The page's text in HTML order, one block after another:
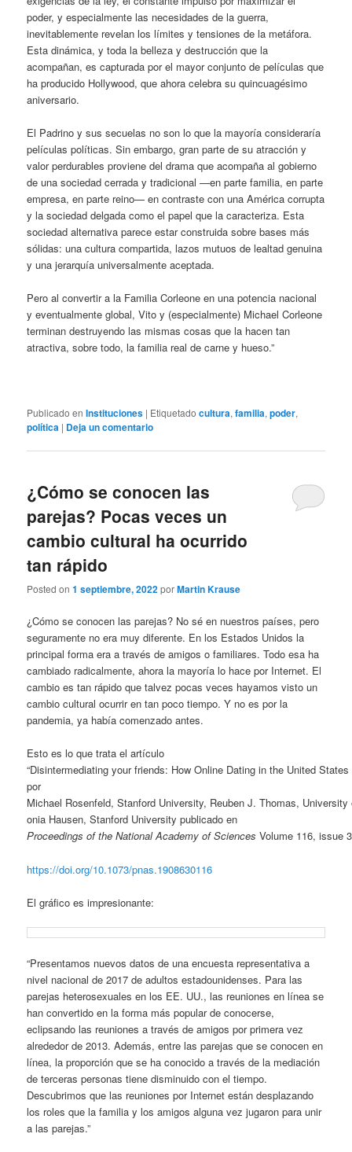
poder, y especialmente las necesidades de la guerra,
inevitablemente revelan los límites y tensiones de la metáfora.
Esta dinámica, y toda la belleza y destrucción que la
acompañan, es capturada por el mayor conjunto de películas que
ha producido Hollywood, que ahora celebra su quincuagésimo
aniversario.
El Padrino y sus secuelas no son lo que la mayoría consideraría
películas políticas. Sin embargo, gran parte de su atracción y
valor perdurables proviene del drama que acompaña al gobierno
de una sociedad cerrada y tradicional —en parte familia, en parte
empresa, en parte reino— en contraste con una América corrupta
y la sociedad delgada como el papel que la caracteriza. Esta
sociedad alternativa parece estar construida sobre bases más
sólidas: una cultura compartida, lazos mutuos de lealtad genuina
y una jerarquía universalmente aceptada.
Pero al convertir a la Familia Corleone en una potencia nacional
y eventualmente global, Vito y (especialmente) Michael Corleone
terminan destruyendo las mismas cosas que la hacen tan
atractiva, sobre todo, la familia real de carne y hueso.”
Publicado en Instituciones | Etiquetado cultura,familia,poder,
política | Deja un comentario
¿Cómo se conocen las
parejas? Pocas veces un
cambio cultural ha ocurrido
tan rápido
Posted on1 septiembre, 2022porMartin Krause
¿Cómo se conocen las parejas? No sé en nuestros países, pero
seguramente no era muy diferente. En los Estados Unidos la
principal forma era a través de amigos o familiares. Todo esa ha
cambiado radicalmente, ahora la mayoría lo hace por Internet. El
cambio es tan rápido que talvez pocas veces hayamos visto un
cambio cultural ocurrir en tan poco tiempo. Y no es por la
pandemia, ya había comenzado antes.
Esto es lo que trata el artículo
“Disintermediating your friends: How Online Dating in the United
por
Michael Rosenfeld, Stanford University, Reuben J. Thomas,
onia Hausen, Stanford University publicado en
Proceedings of the National Academy of Sciences Volume 116, issue
https://doi.org/10.1073/pnas.1908630116
El gráfico es impresionante:
“Presentamos nuevos datos de una encuesta representativa a
nivel nacional de 2017 de adultos estadounidenses. Para las
parejas heterosexuales en los EE. UU., las reuniones en línea se
han convertido en la forma más popular de conocerse,
eclipsando las reuniones a través de amigos por primera vez
alrededor de 2013. Además, entre las parejas que se conocen en
línea, la proporción que se ha conocido a través de la mediación
de terceras personas tiene disminuido con el tiempo.
Descubrimos que las reuniones por Internet están desplazando
los roles que la familia y los amigos alguna vez jugaron para unir
a las parejas.”